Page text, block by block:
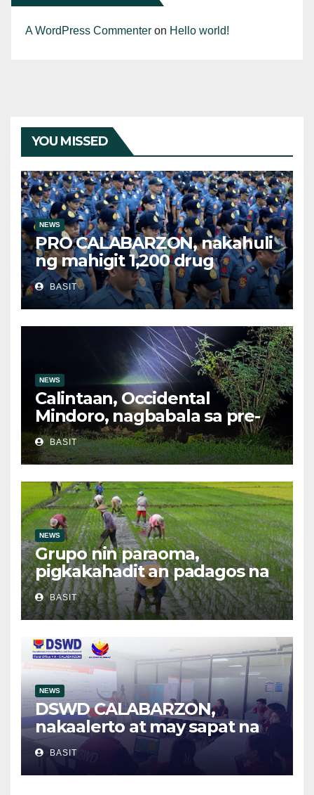
A WordPress Commenter on Hello world!
YOU MISSED
NEWS
PRO CALABARZON, nakahuli
ng mahigit 1,200 drug
suspects at tinatayang nasa
Php29.6M halaga ng ilegal na
droga nasamsam noong
Hulyo
BASIT
NEWS
Calintaan, Occidental
Mindoro, nagbabala sa pre-
evacuation dahil sa malakas
na ulan
BASIT
NEWS
Grupo nin paraoma,
pigkakahadit an padagos na
importasyon kasabay kan
nakatalaan na anihan
BASIT
NEWS
DSWD CALABARZON,
nakaalerto at may sapat na
relief supplies para sa
posibleng epekto ng
Bagyong Maymay at Habagat
BASIT